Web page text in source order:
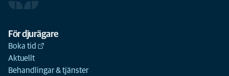
För djurägare
Boka tid
Aktuellt
Behandlingar & tjänster